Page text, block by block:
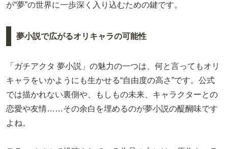
が“夢”の世界に一歩深く入り込むための鍵です。
夢小説で広がるオリキャラの可能性
「ガチアクタ 夢小説」の魅力の一つは、何と言ってもオリ
キャラをいかようにも生かせる“自由度の高さ”です。公式
では描かれない裏側や、もしもの未来、キャラクターとの
恋愛や友情……その余白を埋めるのが夢小説の醍醐味です
よね。